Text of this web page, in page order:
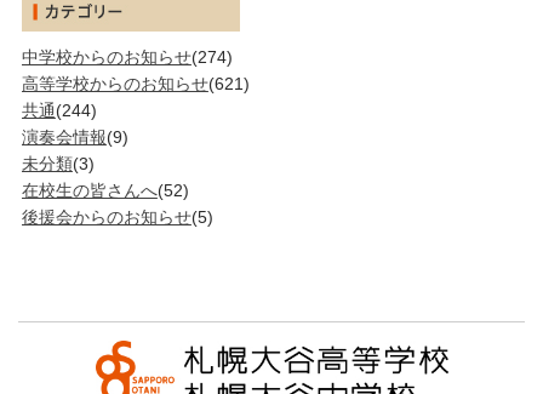
中学校からのお知らせ(274)
高等学校からのお知らせ(621)
共通(244)
演奏会情報(9)
未分類(3)
在校生の皆さんへ(52)
後援会からのお知らせ(5)